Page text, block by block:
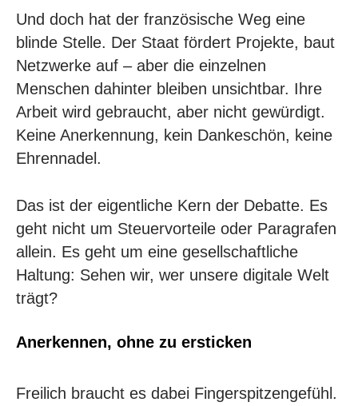
Und doch hat der französische Weg eine
blinde Stelle. Der Staat fördert Projekte, baut
Netzwerke auf – aber die einzelnen
Menschen dahinter bleiben unsichtbar. Ihre
Arbeit wird gebraucht, aber nicht gewürdigt.
Keine Anerkennung, kein Dankeschön, keine
Ehrennadel.
Das ist der eigentliche Kern der Debatte. Es
geht nicht um Steuervorteile oder Paragrafen
allein. Es geht um eine gesellschaftliche
Haltung: Sehen wir, wer unsere digitale Welt
trägt?
Anerkennen, ohne zu ersticken
Freilich braucht es dabei Fingerspitzengefühl.